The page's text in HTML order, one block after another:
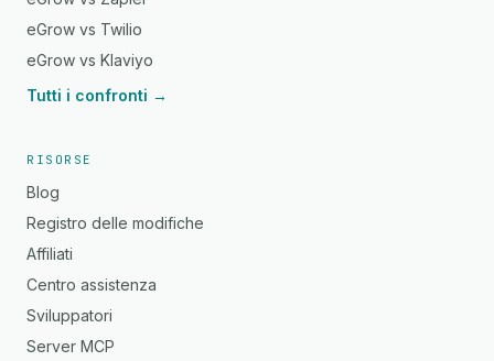
eGrow vs Twilio
eGrow vs Klaviyo
Tutti i confronti →
RISORSE
Blog
Registro delle modifiche
Affiliati
Centro assistenza
Sviluppatori
Server MCP